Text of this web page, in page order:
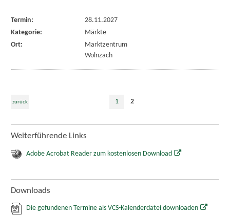
Termin:
28.11.2027
Kategorie:
Märkte
Ort:
Marktzentrum
Wolnzach
zurück 1 2
Weiterführende Links
Adobe Acrobat Reader zum kostenlosen Download
Downloads
Die gefundenen Termine als VCS-Kalenderdatei downloaden